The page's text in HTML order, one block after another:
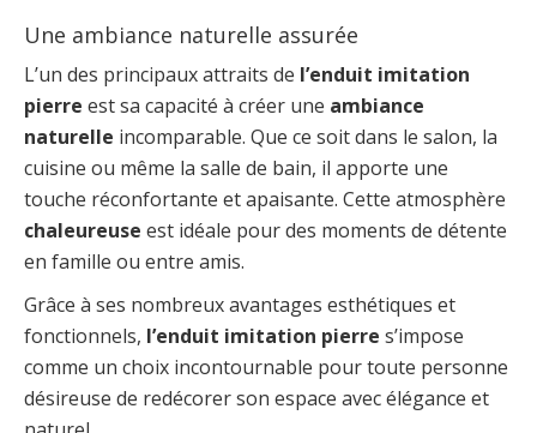
Une ambiance naturelle assurée
L’un des principaux attraits de l’enduit imitation
pierre est sa capacité à créer une ambiance
naturelle incomparable. Que ce soit dans le salon, la
cuisine ou même la salle de bain, il apporte une
touche réconfortante et apaisante. Cette atmosphère
chaleureuse est idéale pour des moments de détente
en famille ou entre amis.
Grâce à ses nombreux avantages esthétiques et
fonctionnels, l’enduit imitation pierre s’impose
comme un choix incontournable pour toute personne
désireuse de redécorer son espace avec élégance et